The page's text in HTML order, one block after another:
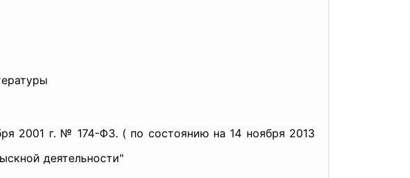
2001 г. № 174-ФЗ. ( по состоянию на 14 ноября 2013
деятельности"